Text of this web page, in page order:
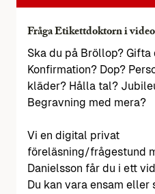
Fråga Etikettdoktorn i
Ska du på Bröllop? Gifta
Konfirmation? Dop?
kläder? Hålla tal?
Begravning med mera?
Vi en digital privat
föreläsning/frågestund
Danielsson får du i ett
Du kan vara ensam eller